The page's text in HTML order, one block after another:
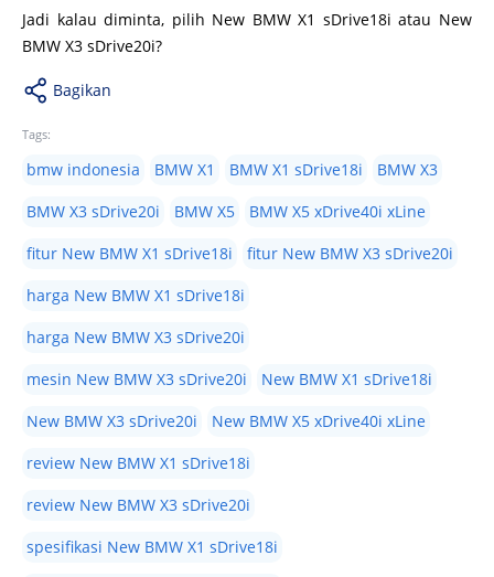
Jadi kalau diminta, pilih New BMW X1 sDrive18i atau New
BMW X3 sDrive20i?
Bagikan
Tags:
bmw indonesia BMW X1 BMW X1 sDrive18i
BMW X3
BMW X3 sDrive20i
BMW X5
BMW X5 xDrive40i xLine
fitur New BMW X1 sDrive18i
fitur New BMW X3 sDrive20i
harga New BMW X1 sDrive18i
harga New BMW X3 sDrive20i
mesin New BMW X3 sDrive20i
New BMW X1 sDrive18i
New BMW X3 sDrive20i
New BMW X5 xDrive40i xLine
review New BMW X1 sDrive18i
review New BMW X3 sDrive20i
spesifikasi New BMW X1 sDrive18i